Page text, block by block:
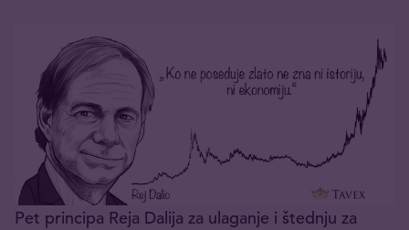
Pet principa Reja Dalija za ulaganje i štednju za